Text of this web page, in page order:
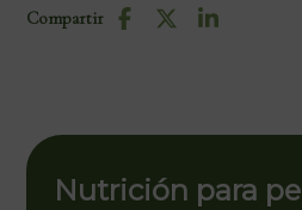
Compartir
Nutrición para